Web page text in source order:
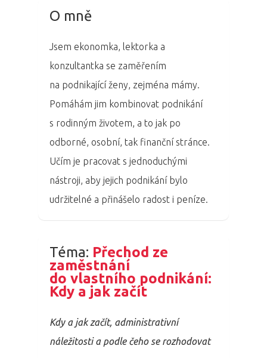
O mně
Jsem ekonomka, lektorka a
konzultantka se zaměřením
na podnikající ženy, zejména mámy.
Pomáhám jim kombinovat podnikání
s rodinným životem, a to jak po
odborné, osobní, tak finanční stránce.
Učím je pracovat s jednoduchými
nástroji, aby jejich podnikání bylo
udržitelné a přinášelo radost i peníze.
Téma: Přechod ze
zaměstnání
do vlastního podnikání:
Kdy a jak začít
Kdy a jak začít, administrativní
náležitosti a podle čeho se rozhodovat